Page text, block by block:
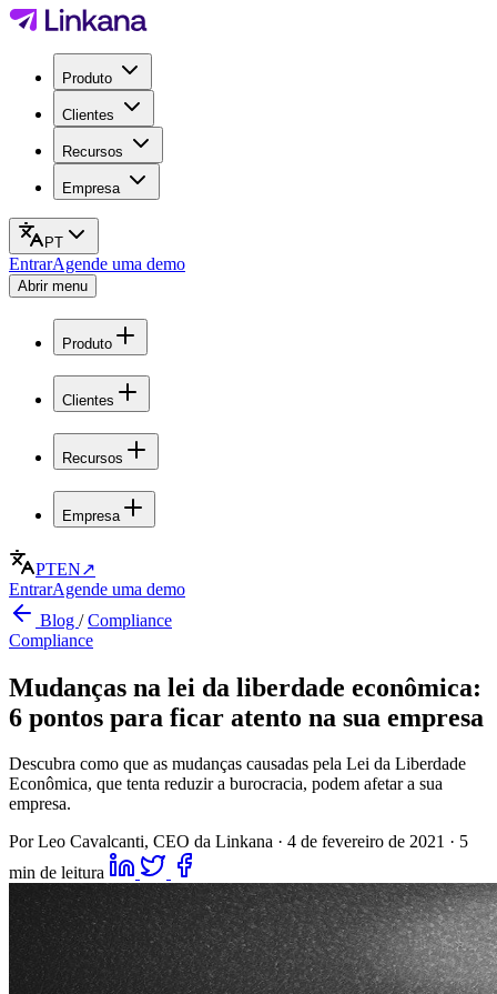
Produto
Clientes
Recursos
Empresa
PT
EntrarAgende uma demo
Abrir menu
Produto
Clientes
Recursos
Empresa
PTEN↗
EntrarAgende uma demo
Blog /Compliance
Compliance
Mudanças na lei da liberdade econômica:
6 pontos para ficar atento na sua empresa
Descubra como que as mudanças causadas pela Lei da Liberdade
Econômica, que tenta reduzir a burocracia, podem afetar a sua
empresa.
Por Leo Cavalcanti, CEO da Linkana · 4 de fevereiro de 2021 · 5
min de leitura